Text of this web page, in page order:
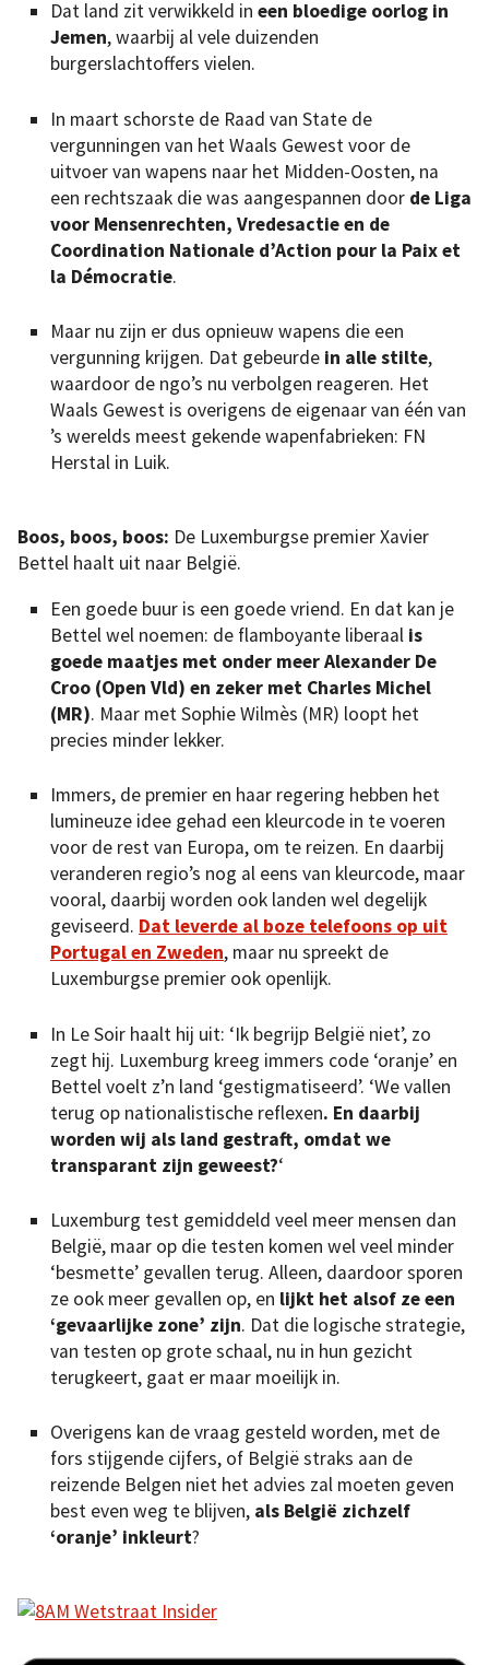
Dat land zit verwikkeld in een bloedige oorlog in
Jemen, waarbij al vele duizenden
burgerslachtoffers vielen.
In maart schorste de Raad van State de
vergunningen van het Waals Gewest voor de
uitvoer van wapens naar het Midden-Oosten, na
een rechtszaak die was aangespannen door de Liga
voor Mensenrechten, Vredesactie en de
Coordination Nationale d’Action pour la Paix et
la Démocratie.
Maar nu zijn er dus opnieuw wapens die een
vergunning krijgen. Dat gebeurde in alle stilte,
waardoor de ngo’s nu verbolgen reageren. Het
Waals Gewest is overigens de eigenaar van één van
’s werelds meest gekende wapenfabrieken: FN
Herstal in Luik.
Boos, boos, boos: De Luxemburgse premier Xavier
Bettel haalt uit naar België.
Een goede buur is een goede vriend. En dat kan je
Bettel wel noemen: de flamboyante liberaal is
goede maatjes met onder meer Alexander De
Croo (Open Vld) en zeker met Charles Michel
(MR). Maar met Sophie Wilmès (MR) loopt het
precies minder lekker.
Immers, de premier en haar regering hebben het
lumineuze idee gehad een kleurcode in te voeren
voor de rest van Europa, om te reizen. En daarbij
veranderen regio’s nog al eens van kleurcode, maar
vooral, daarbij worden ook landen wel degelijk
geviseerd. Dat leverde al boze telefoons op uit
Portugal en Zweden, maar nu spreekt de
Luxemburgse premier ook openlijk.
In Le Soir haalt hij uit: ‘Ik begrijp België niet’, zo
zegt hij. Luxemburg kreeg immers code ‘oranje’ en
Bettel voelt z’n land ‘gestigmatiseerd’. ‘We vallen
terug op nationalistische reflexen. En daarbij
worden wij als land gestraft, omdat we
transparant zijn geweest?‘
Luxemburg test gemiddeld veel meer mensen dan
België, maar op die testen komen wel veel minder
‘besmette’ gevallen terug. Alleen, daardoor sporen
ze ook meer gevallen op, en lijkt het alsof ze een
‘gevaarlijke zone’ zijn. Dat die logische strategie,
van testen op grote schaal, nu in hun gezicht
terugkeert, gaat er maar moeilijk in.
Overigens kan de vraag gesteld worden, met de
fors stijgende cijfers, of België straks aan de
reizende Belgen niet het advies zal moeten geven
best even weg te blijven, als België zichzelf
‘oranje’ inkleurt?